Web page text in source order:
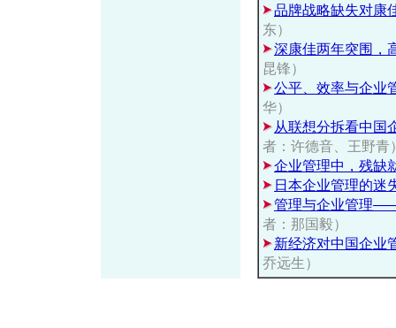
品牌战略缺失对康
东）
深康佳两年突围，
昆锋）
公平、效率与企业
华）
从联想分拆看中国
者：许德音、王野青
企业管理中，残缺
日本企业管理的迷
管理与企业管理
者：那国毅）
新经济对中国企业
乔远生）